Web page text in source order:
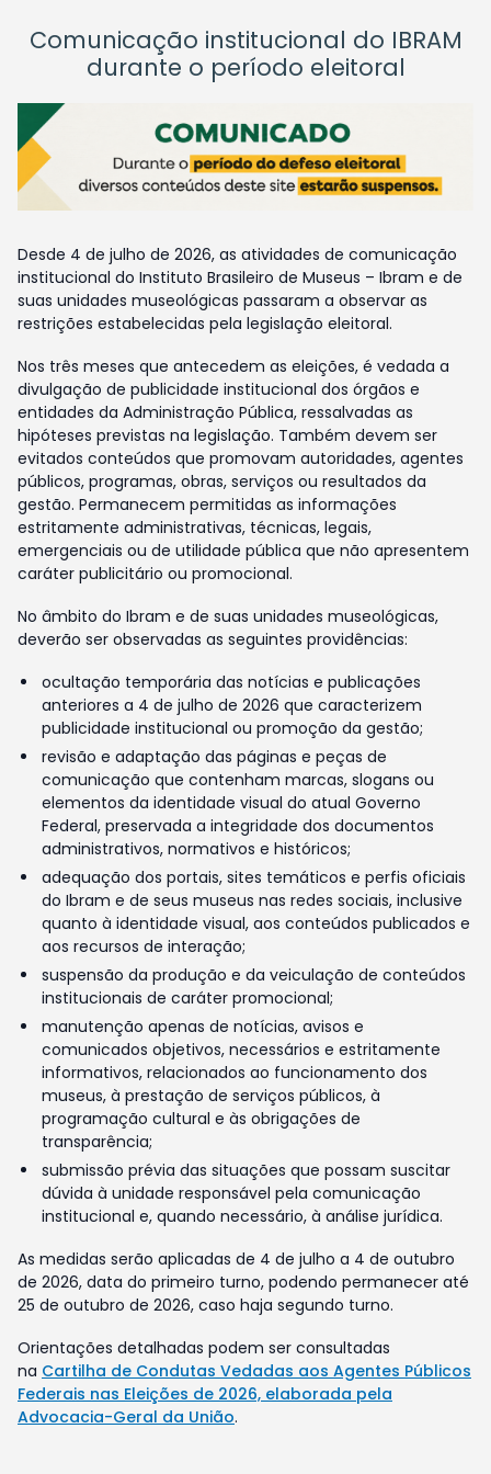
Comunicação institucional do IBRAM
durante o período eleitoral
Desde 4 de julho de 2026, as atividades de comunicação
institucional do Instituto Brasileiro de Museus – Ibram e de
suas unidades museológicas passaram a observar as
restrições estabelecidas pela legislação eleitoral.
Nos três meses que antecedem as eleições, é vedada a
divulgação de publicidade institucional dos órgãos e
entidades da Administração Pública, ressalvadas as
hipóteses previstas na legislação. Também devem ser
evitados conteúdos que promovam autoridades, agentes
públicos, programas, obras, serviços ou resultados da
gestão. Permanecem permitidas as informações
estritamente administrativas, técnicas, legais,
emergenciais ou de utilidade pública que não apresentem
caráter publicitário ou promocional.
No âmbito do Ibram e de suas unidades museológicas,
deverão ser observadas as seguintes providências:
ocultação temporária das notícias e publicações
anteriores a 4 de julho de 2026 que caracterizem
publicidade institucional ou promoção da gestão;
revisão e adaptação das páginas e peças de
comunicação que contenham marcas, slogans ou
elementos da identidade visual do atual Governo
Federal, preservada a integridade dos documentos
administrativos, normativos e históricos;
adequação dos portais, sites temáticos e perfis oficiais
do Ibram e de seus museus nas redes sociais, inclusive
quanto à identidade visual, aos conteúdos publicados e
aos recursos de interação;
suspensão da produção e da veiculação de conteúdos
institucionais de caráter promocional;
manutenção apenas de notícias, avisos e
comunicados objetivos, necessários e estritamente
informativos, relacionados ao funcionamento dos
museus, à prestação de serviços públicos, à
programação cultural e às obrigações de
transparência;
submissão prévia das situações que possam suscitar
dúvida à unidade responsável pela comunicação
institucional e, quando necessário, à análise jurídica.
As medidas serão aplicadas de 4 de julho a 4 de outubro
de 2026, data do primeiro turno, podendo permanecer até
25 de outubro de 2026, caso haja segundo turno.
Orientações detalhadas podem ser consultadas
na Cartilha de Condutas Vedadas aos Agentes Públicos
Federais nas Eleições de 2026, elaborada pela
Advocacia-Geral da União.